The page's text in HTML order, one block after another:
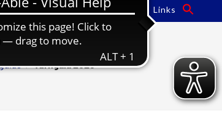
Turngalas Sponsoren Links
/ Turngala 2025